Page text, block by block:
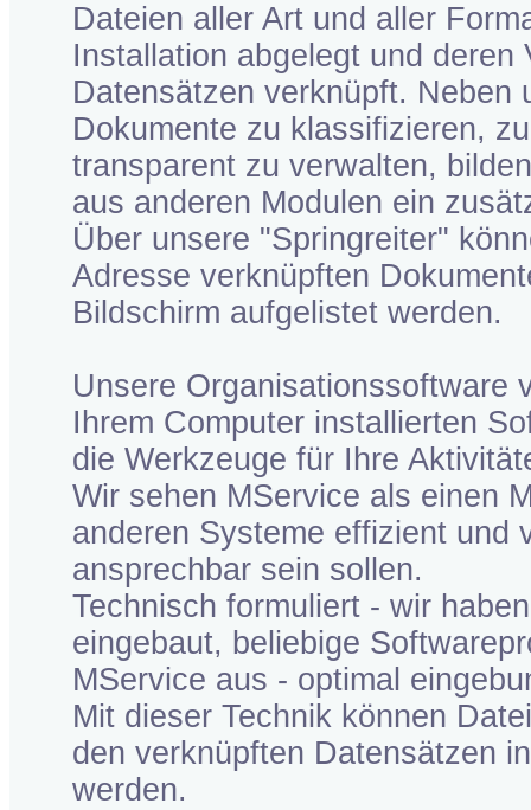
Dateien aller Art und aller
Installation abgelegt und
Datensätzen verknüpft. Neben
Dokumente zu klassifizieren,
transparent zu verwalten,
aus anderen Modulen ein
Über unsere "Springreiter"
Adresse verknüpften
Bildschirm aufgelistet werden.
Unsere Organisationssoftware
Ihrem Computer installierten
die Werkzeuge für Ihre
Wir sehen MService als einen
anderen Systeme effizient und
ansprechbar sein sollen.
Technisch formuliert - wir
eingebaut, beliebige
MService aus - optimal
Mit dieser Technik können
den verknüpften Datensätzen
werden.